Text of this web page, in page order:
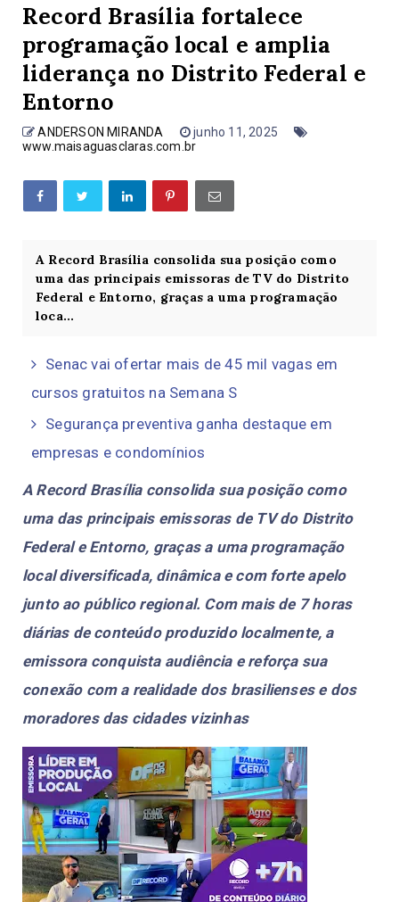
Record Brasília fortalece
programação local e amplia
liderança no Distrito Federal e
Entorno
ANDERSON MIRANDA
junho 11, 2025
www.maisaguasclaras.com.br
A Record Brasília consolida sua posição como
uma das principais emissoras de TV do Distrito
Federal e Entorno, graças a uma programação
loca...
Senac vai ofertar mais de 45 mil vagas em
cursos gratuitos na Semana S
Segurança preventiva ganha destaque em
empresas e condomínios
A Record Brasília consolida sua posição como
uma das principais emissoras de TV do Distrito
Federal e Entorno, graças a uma programação
local diversificada, dinâmica e com forte apelo
junto ao público regional. Com mais de 7 horas
diárias de conteúdo produzido localmente, a
emissora conquista audiência e reforça sua
conexão com a realidade dos brasilienses e dos
moradores das cidades vizinhas